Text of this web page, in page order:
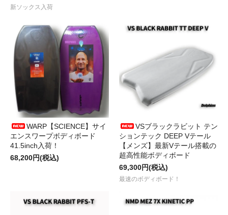
新ソックス入荷
WARP【SCIENCE】サイ
エンスワープボディボード
41.5inch入荷！
68,200円(税込)
VSブラックラビット テン
ションテック DEEP Vテール
【メンズ】最新Vテール搭載の
超高性能ボディボード
69,300円(税込)
最速のボディボード！